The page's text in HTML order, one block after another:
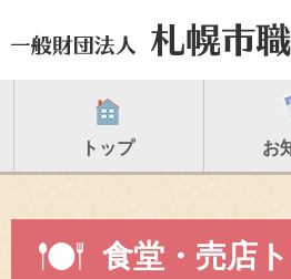
トップ お
食堂・売店